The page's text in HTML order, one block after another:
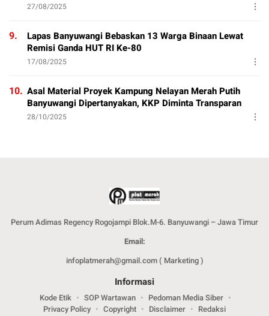
27/08/2025
9.
Lapas Banyuwangi Bebaskan 13 Warga Binaan Lewat
Remisi Ganda HUT RI Ke-80
17/08/2025
10. Asal Material Proyek Kampung Nelayan Merah Putih
Banyuwangi Dipertanyakan, KKP Diminta Transparan
28/10/2025
Perum Adimas Regency Rogojampi Blok.M-6. Banyuwangi – Jawa Timur
Email:
infoplatmerah@gmail.com ( Marketing )
Informasi
Kode Etik SOP Wartawan
Pedoman Media Siber
Privacy Policy
Copyright Disclaimer Redaksi